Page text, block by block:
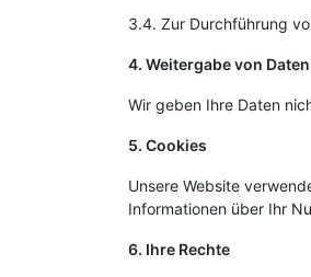
3.4. Zur Durchführung
4. Weitergabe von Daten
Wir geben Ihre Daten
5. Cookies
Unsere Website
Informationen über Ihr
6. Ihre Rechte